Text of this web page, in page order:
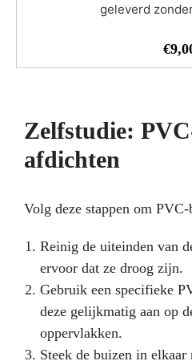
ART PRO epoxyhars! Shop
geleverd
€
Zelfstudie:
afdichten
Volg deze stappen om
Reinig de uiteinden van
ervoor dat ze droog zijn.
Gebruik een specifieke
deze gelijkmatig aan op
oppervlakken.
Steek de buizen in elkaar